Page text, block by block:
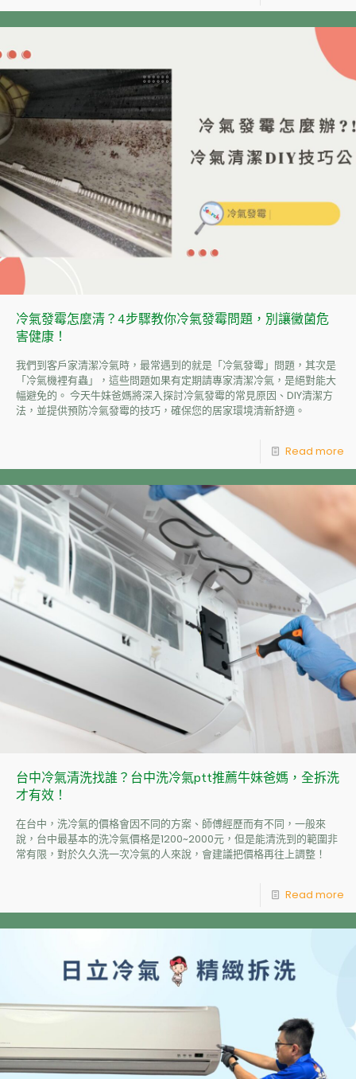
冷氣發霉怎麼清？4步驟教你冷氣發霉問題，別讓黴菌危
害健康！
我們到客戶家清潔冷氣時，最常遇到的就是「冷氣發霉」問題，其次是
「冷氣機裡有蟲」，這些問題如果有定期請專家清潔冷氣，是絕對能大
幅避免的。 今天牛妹爸媽將深入探討冷氣發霉的常見原因、DIY清潔方
法，並提供預防冷氣發霉的技巧，確保您的居家環境清新舒適。
Read more
台中冷氣清洗找誰？台中洗冷氣ptt推薦牛妹爸媽，全拆洗
才有效！
在台中，洗冷氣的價格會因不同的方案、師傅經歷而有不同，一般來
說，台中最基本的洗冷氣價格是1200~2000元，但是能清洗到的範圍非
常有限，對於久久洗一次冷氣的人來說，會建議把價格再往上調整！
Read more